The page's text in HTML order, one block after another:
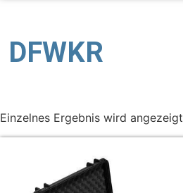
DFWKR
Einzelnes Ergebnis wird angezeigt